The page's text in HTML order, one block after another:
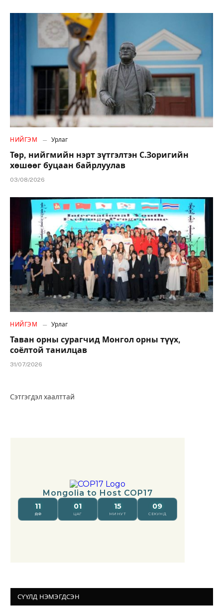
НИЙГЭМ Урлаг
Төр, нийгмийн нэрт зүтгэлтэн С.Зоригийн
хөшөөг буцаан байрлуулав
03/08/2026
НИЙГЭМ Урлаг
Таван орны сурагчид Монгол орны түүх,
соёлтой танилцав
31/07/2026
Сэтгэгдэл хаалттай
СҮҮЛД НЭМЭГДСЭН